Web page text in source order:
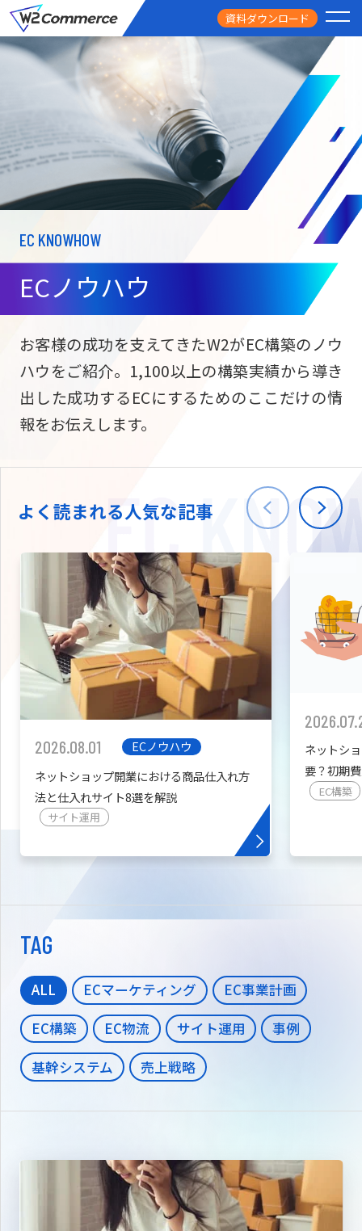
資料ダウンロード
サービス
ECサイト構築
サブスク/定期通販
ECサイト構築
海外進出・現地
W2
拡張プラグイン一覧
カスタマイズ開発
PRICE
料金
FEATURE
導入事例
USEFUL
お役立ち情報
NEWS
ニュース
会社情報
TW
EC KNOWHOW
ECノウハウ
お客様の成功を支えてきたW2がEC構築のノウ
ハウをご紹介。1,100以上の構築実績から導き
出した成功するECにするためのここだけの情
報をお伝えします。
よく読まれる人気な記事
2026.08.01
ECノウハウ
ネットショップ開業における商品仕入れ方
法と仕入れサイト8選を解説
サイト運用
ネットシ
要？初期
を紹介
EC構築
TAG
ALL ECマーケティング
EC事業計画
EC構築
EC物流 サイト運用
事例
基幹システム
売上戦略